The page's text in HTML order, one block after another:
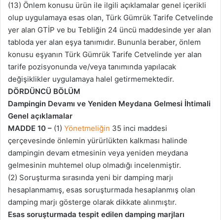
(13) Önlem konusu ürün ile ilgili açıklamalar genel içerikli
olup uygulamaya esas olan, Türk Gümrük Tarife Cetvelinde
yer alan GTİP ve bu Tebliğin 24 üncü maddesinde yer alan
tabloda yer alan eşya tanımıdır. Bununla beraber, önlem
konusu eşyanın Türk Gümrük Tarife Cetvelinde yer alan
tarife pozisyonunda ve/veya tanımında yapılacak
değişiklikler uygulamaya halel getirmemektedir.
DÖRDÜNCÜ BÖLÜM
Dampingin Devamı ve Yeniden Meydana Gelmesi İhtimali
Genel açıklamalar
MADDE 10 – (1) Yönetmeliğin 35 inci maddesi
çerçevesinde önlemin yürürlükten kalkması halinde
dampingin devam etmesinin veya yeniden meydana
gelmesinin muhtemel olup olmadığı incelenmiştir.
(2) Soruşturma sırasında yeni bir damping marjı
hesaplanmamış, esas soruşturmada hesaplanmış olan
damping marjı gösterge olarak dikkate alınmıştır.
Esas soruşturmada tespit edilen damping marjları